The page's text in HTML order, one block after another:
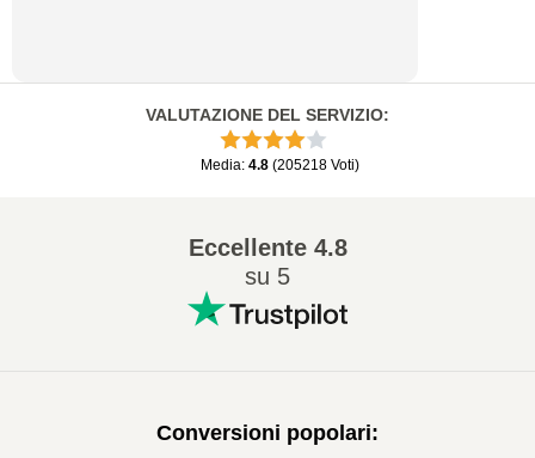
VALUTAZIONE DEL SERVIZIO:
Media: 4.8 (205218 Voti)
Eccellente4.8
su 5
Conversioni popolari: